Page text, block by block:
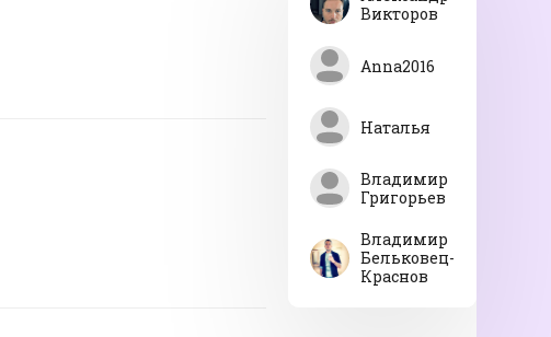
Викторов
Anna2016
Наталья
Владимир
Григорьев
Владимир
Бельковец-
Краснов